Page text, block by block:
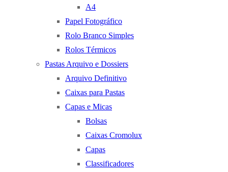
A4
Papel Fotográfico
Rolo Branco Simples
Rolos Térmicos
Pastas Arquivo e Dossiers
Arquivo Definitivo
Caixas para Pastas
Capas e Micas
Bolsas
Caixas Cromolux
Capas
Classificadores